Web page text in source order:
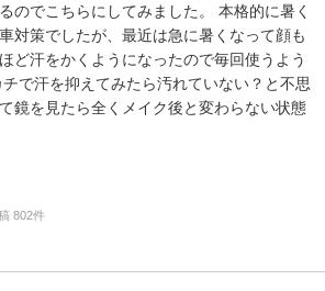
のでこちらにしてみました。 本格的に暑く
対策でしたが、最近は急に暑くなって顔も
ど汗をかくようになったので毎回使うよう
で汗を抑えてみたら汚れていない？と不思
鏡を見たら全くメイク後と変わらない状態
802件